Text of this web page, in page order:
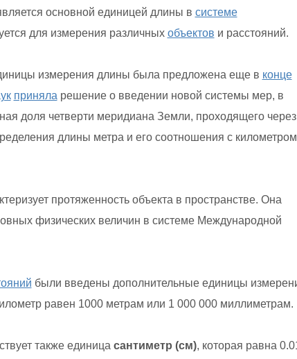
основной единицей длины в системе
для измерения различных объектов и расстояний.
измерения длины была предложена еще в конце
приняла решение о введении новой системы мер, в
доля четверти меридиана Земли, проходящего через
длины метра и его соотношения с
протяженность объекта в пространстве. Она
физических величин в системе Международной
были введены дополнительные единицы
равен 1000 метрам или 1 000 000 миллиметрам.
также единица сантиметр (см), которая равна